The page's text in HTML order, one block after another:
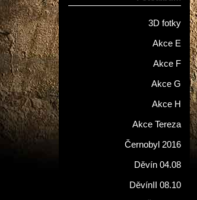
3D fotky
Akce E
Akce F
Akce G
Akce H
Akce Tereza
Černobyl 2016
Děvín 04.08
DěvínII 08.10